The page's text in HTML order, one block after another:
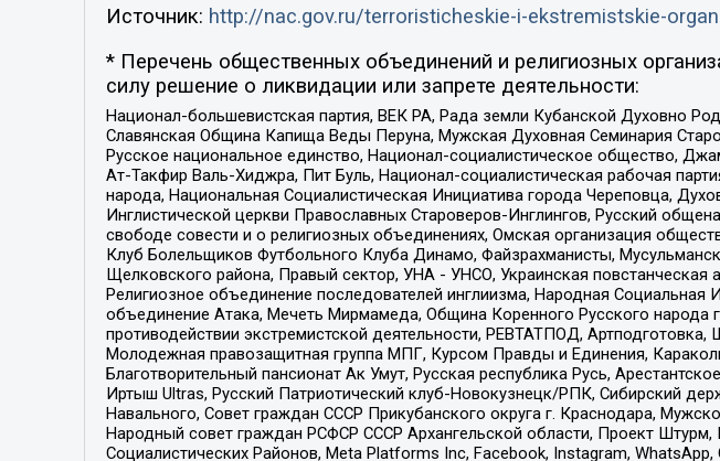
Источник: http://nac.gov.ru/terroristicheskie-i-ekstremistskie-
* Перечень общественных объединений и религиозных
силу решение о ликвидации или запрете деятельности:
Национал-большевистская партия, ВЕК РА, Рада земли Кубанской Духовно
Славянская Община Капища Веды Перуна, Мужская Духовная Семинария
Русское национальное единство, Национал-социалистическое общество,
Ат-Такфир Валь-Хиджра, Пит Буль, Национал-социалистическая рабочая
народа, Национальная Социалистическая Инициатива города Череповца,
Инглистической церкви Православных Староверов-Инглингов, Русский
свободе совести и о религиозных объединениях, Омская организация
Клуб Болельщиков Футбольного Клуба Динамо, Файзрахманисты,
Щелковского района, Правый сектор, УНА - УНСО, Украинская повстанческая
Религиозное объединение последователей инглиизма, Народная
объединение Атака, Мечеть Мирмамеда, Община Коренного Русского
противодействии экстремистской деятельности, РЕВТАТПОД,
Молодежная правозащитная группа МПГ, Курсом Правды и Единения,
Благотворительный пансионат Ак Умут, Русская республика Русь,
Иртыш Ultras, Русский Патриотический клуб-Новокузнецк/РПК, Сибирский
Навального, Совет граждан СССР Прикубанского округа г. Краснодара,
Народный совет граждан РСФСР СССР Архангельской области, Проект
Социалистических Районов, Meta Platforms Inc, Facebook, Instagram,